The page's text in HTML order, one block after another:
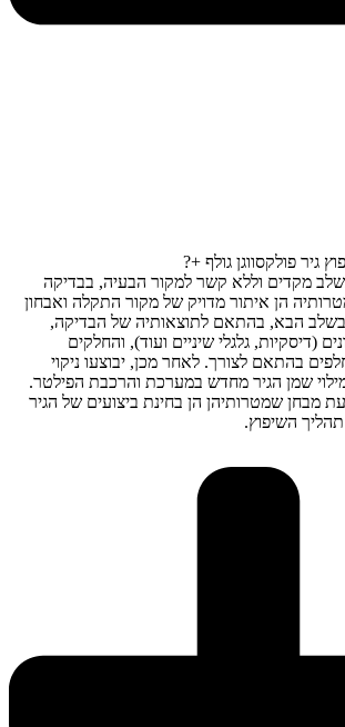
גיר פולקסווגן גולף +?
מקדים וללא קשר למקור הבעיה, בבדיקה
הן איתור מדויק של מקור התקלה ואבחון
בשלב הבא, בהתאם לתוצאותיה של הבדיקה,
(דיסקיות, גלגלי שיניים ועוד), והחלקים
בהתאם לצורך. לאחר מכן, יבוצעו ניקוי
שמן הגיר מחדש במערכת והרכבת הפילטר.
מבחן שמטרותיהן הן בחינת ביצועים של הגיר
השיפוץ.